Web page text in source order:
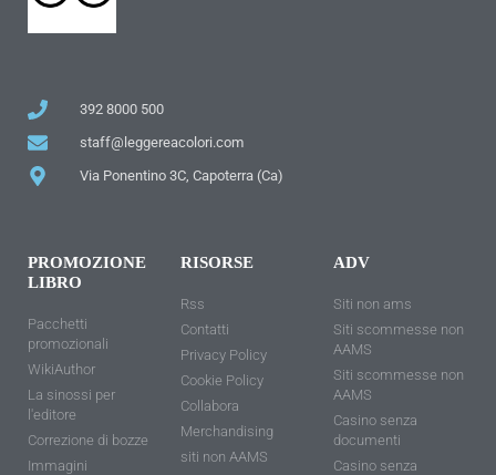
392 8000 500
staff@leggereacolori.com
Via Ponentino 3C, Capoterra (Ca)
PROMOZIONE
LIBRO
Pacchetti
promozionali
WikiAuthor
La sinossi per
l'editore
Correzione di bozze
Immagini
RISORSE
Rss
Contatti
Privacy Policy
Cookie Policy
Collabora
Merchandising
siti non AAMS
ADV
Siti non ams
Siti scommesse non
AAMS
Siti scommesse non
AAMS
Casino senza
documenti
Casino senza